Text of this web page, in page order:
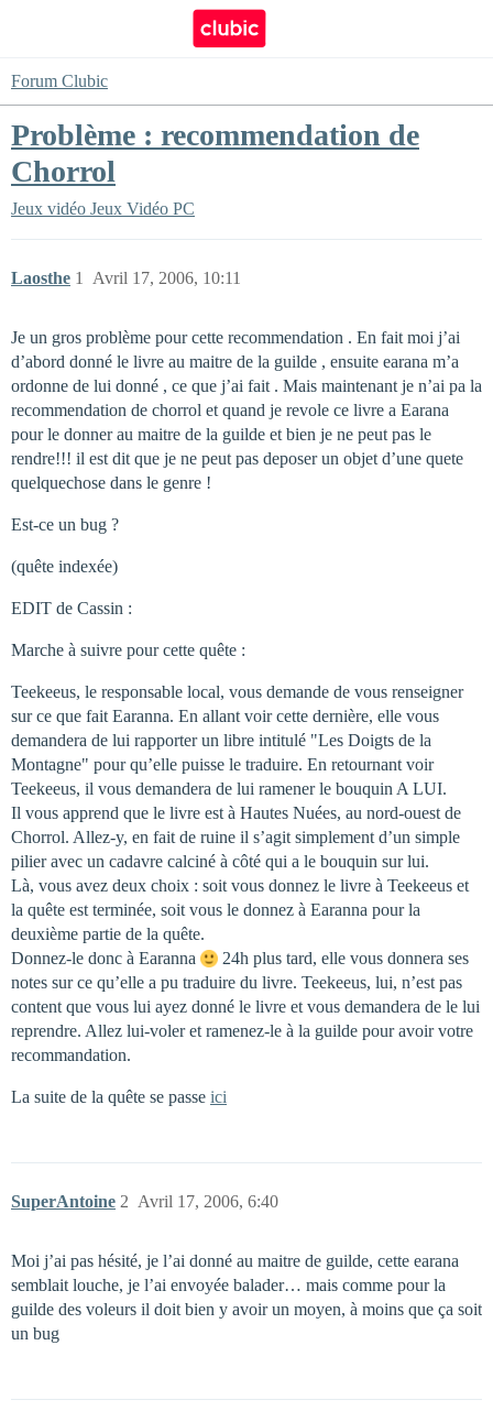
Forum Clubic
Problème : recommendation de
Chorrol
Jeux vidéo Jeux Vidéo PC
Laosthe Avril 17, 2006, 10:11
1
Je un gros problème pour cette recommendation . En fait moi j’ai
d’abord donné le livre au maitre de la guilde , ensuite earana m’a
ordonne de lui donné , ce que j’ai fait . Mais maintenant je n’ai pa la
recommendation de chorrol et quand je revole ce livre a Earana
pour le donner au maitre de la guilde et bien je ne peut pas le
rendre!!! il est dit que je ne peut pas deposer un objet d’une quete
quelquechose dans le genre !
Est-ce un bug ?
(quête indexée)
EDIT de Cassin :
Marche à suivre pour cette quête :
Teekeeus, le responsable local, vous demande de vous renseigner
sur ce que fait Earanna. En allant voir cette dernière, elle vous
demandera de lui rapporter un libre intitulé "Les Doigts de la
Montagne" pour qu’elle puisse le traduire. En retournant voir
Teekeeus, il vous demandera de lui ramener le bouquin A LUI.
Il vous apprend que le livre est à Hautes Nuées, au nord-ouest de
Chorrol. Allez-y, en fait de ruine il s’agit simplement d’un simple
pilier avec un cadavre calciné à côté qui a le bouquin sur lui.
Là, vous avez deux choix : soit vous donnez le livre à Teekeeus et
la quête est terminée, soit vous le donnez à Earanna pour la
deuxième partie de la quête.
Donnez-le donc à Earanna
24h plus tard, elle vous donnera ses
notes sur ce qu’elle a pu traduire du livre. Teekeeus, lui, n’est pas
content que vous lui ayez donné le livre et vous demandera de le lui
reprendre. Allez lui-voler et ramenez-le à la guilde pour avoir votre
recommandation.
La suite de la quête se passe ici
SuperAntoine Avril 17, 2006, 6:40
2
Moi j’ai pas hésité, je l’ai donné au maitre de guilde, cette earana
semblait louche, je l’ai envoyée balader… mais comme pour la
guilde des voleurs il doit bien y avoir un moyen, à moins que ça soit
un bug